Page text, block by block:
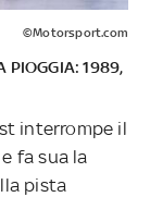
©Motorsport.com
PIOGGIA: 1989,
interrompe il
fa sua la
pista